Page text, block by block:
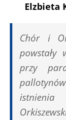
Elzbieta
Chór i
powstały
przy